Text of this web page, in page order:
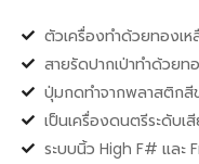
ตัวเครื่องทำด้วยทองเห
สายรัดปากเป่าทำด้วยท
ปุ่มกดทำจากพลาสติกสี
เป็นเครื่องดนตรีระดับเ
ระบบนิ้ว High F# และ